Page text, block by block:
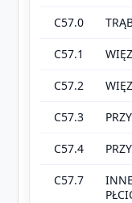
C57.0
C57.1
C57.2
C57.3
C57.4
C57.7